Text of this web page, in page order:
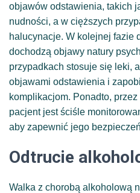
objawów odstawienia, takich
nudności, a w cięższych
halucynacje. W kolejnej fazie
dochodzą objawy natury
przypadkach stosuje się leki,
objawami odstawienia i
komplikacjom. Ponadto,
pacjent jest ściśle
aby zapewnić jego
Odtrucie
Walka z chorobą alkoholową